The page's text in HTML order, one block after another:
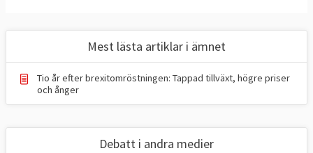
landet Irland och brittiska Nordirland vara?
4. Vad ska EU och Storbritannien ha för
ekonomiska och politiska relationer efter
brexit?
13 FRÅGOR OCH SVAR
Mest lästa artiklar i ämnet
Tio år efter brexitomröstningen: Tappad tillväxt, högre priser
och ånger
Debatt i andra medier